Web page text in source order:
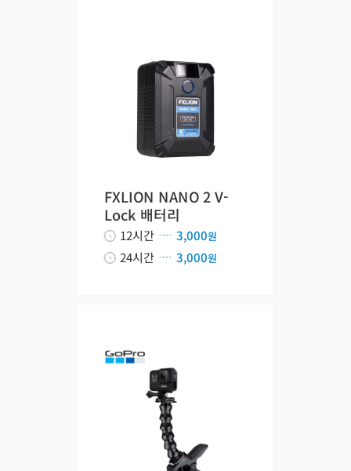
FXLION NANO 2 V-
Lock 배터리
12시간 3,000원
24시간 3,000원